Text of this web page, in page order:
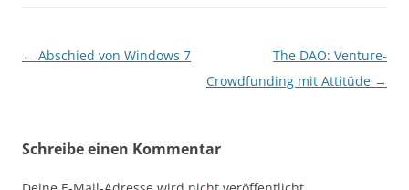
Beitragsnavigation
← Abschied von Windows 7
The DAO: Venture-
Crowdfunding mit Attitüde →
Schreibe einen Kommentar